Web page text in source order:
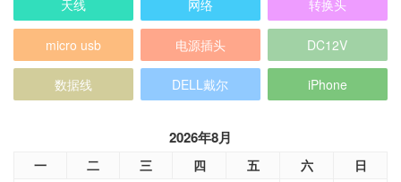
天线 网络 转换头
micro usb 电源插头 DC12V
数据线 DELL戴尔 iPhone
2026年8月
一 二 三 四 五 六 日